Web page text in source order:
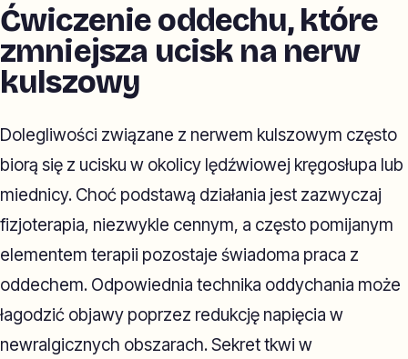
Ćwiczenie oddechu, które
zmniejsza ucisk na nerw
kulszowy
Dolegliwości związane z nerwem kulszowym często
biorą się z ucisku w okolicy lędźwiowej kręgosłupa lub
miednicy. Choć podstawą działania jest zazwyczaj
fizjoterapia, niezwykle cennym, a często pomijanym
elementem terapii pozostaje świadoma praca z
oddechem. Odpowiednia technika oddychania może
łagodzić objawy poprzez redukcję napięcia w
newralgicznych obszarach. Sekret tkwi w